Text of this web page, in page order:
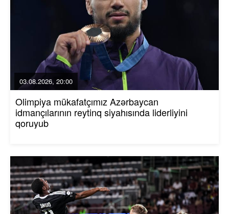
03.08.2026, 20:00
Olimpiya mükafatçımız Azərbaycan
idmançılarının reytinq siyahısında liderliyini
qoruyub